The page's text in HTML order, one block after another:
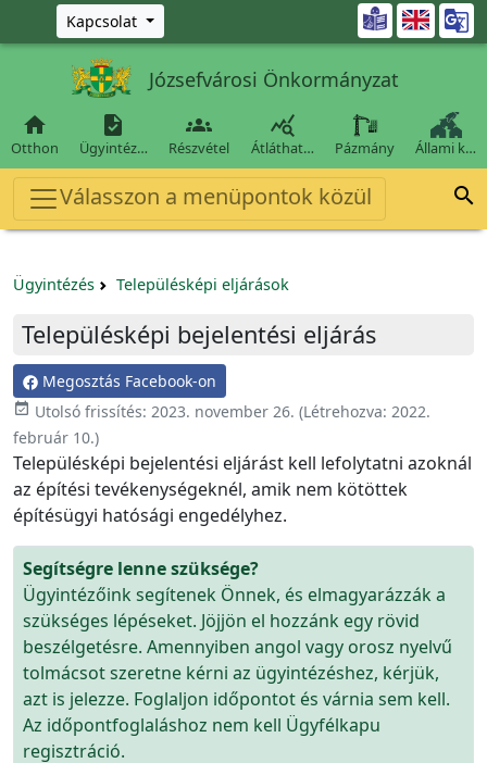
Ugrás a fő tartalomra
Kapcsolat 
Józsefvárosi Önkormányzat

Otthon

Ügyintéz…

Részvétel

Átláthat… Pázmány Állami k…
Válasszon a menüpontok közül 
Ügyintézés Településképi eljárások
Településképi bejelentési eljárás
Megosztás Facebook-on
event_available Utolsó frissítés: 2023. november 26. (Létrehozva: 2022.
február 10.)
Településképi bejelentési eljárást kell lefolytatni azoknál
az építési tevékenységeknél, amik nem kötöttek
építésügyi hatósági engedélyhez.
Segítségre lenne szüksége?
Ügyintézőink segítenek Önnek, és elmagyarázzák a
szükséges lépéseket. Jöjjön el hozzánk egy rövid
beszélgetésre. Amennyiben angol vagy orosz nyelvű
tolmácsot szeretne kérni az ügyintézéshez, kérjük,
azt is jelezze. Foglaljon időpontot és várnia sem kell.
Az időpontfoglaláshoz nem kell Ügyfélkapu
regisztráció.